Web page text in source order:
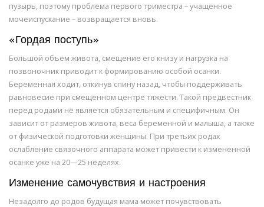
пузырь, поэтому проблема первого триместра – учащенное
мочеиспускание – возвращается вновь.
«Гордая поступь»
Большой объем живота, смещение его книзу и нагрузка на
позвоночник приводит к формированию особой осанки.
Беременная ходит, откинув спину назад, чтобы поддерживать
равновесие при смещенном центре тяжести. Такой предвестник
перед родами не является обязательным и специфичным. Он
зависит от размеров живота, веса беременной и малыша, а также
от физической подготовки женщины. При третьих родах
ослабление связочного аппарата может привести к измененной
осанке уже на 20—25 неделях.
Изменение самочувствия и настроения
Незадолго до родов будущая мама может почувствовать